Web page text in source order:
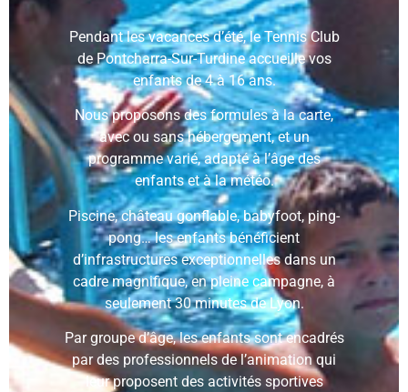
Pendant les vacances d’été, le Tennis Club
de Pontcharra-Sur-Turdine accueille vos
enfants de 4 à 16 ans.
Nous proposons des formules à la carte,
avec ou sans hébergement, et un
programme varié, adapté à l’âge des
enfants et à la météo.
Piscine, château gonflable, babyfoot, ping-
pong… les enfants bénéficient
d’infrastructures exceptionnelles dans un
cadre magnifique, en pleine campagne, à
seulement 30 minutes de Lyon.
Par groupe d’âge, les enfants sont encadrés
par des professionnels de l’animation qui
leur proposent des activités sportives